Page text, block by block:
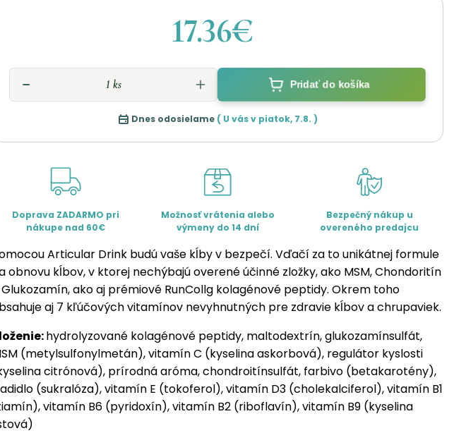
17.36€
Pridať do košíka
Dnes odosielame ( U vás v piatok, 7.8. )
Doprava ZADARMO pri
nákupe nad 60€
Možnosť vrátenia alebo
výmeny do 14 dní
Bezpečný nákup u
overeného predajcu
Articular Drink budú vaše kĺby v bezpečí. Vďačí za to unikátnej formule
obnovu kĺbov, v ktorej nechýbajú overené účinné zložky, ako MSM, Chondoritín
ako aj prémiové RunCollg kolagénové peptidy. Okrem toho
aj 7 kľúčových vitamínov nevyhnutných pre zdravie kĺbov a chrupaviek.
hydrolyzované kolagénové peptidy, maltodextrín, glukozamínsulfát,
(metylsulfonylmetán), vitamín C (kyselina askorbová), regulátor kyslosti
citrónová), prírodná aróma, chondroitínsulfát, farbivo (betakarotény),
(sukralóza), vitamín E (tokoferol), vitamín D3 (cholekalciferol), vitamín B1
vitamín B6 (pyridoxín), vitamín B2 (riboflavín), vitamín B9 (kyselina